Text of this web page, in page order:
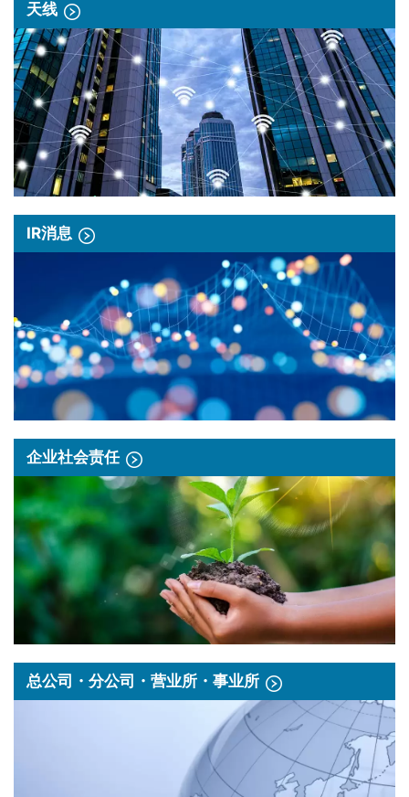
天线
IR消息
企业社会责任
总公司・分公司・营业所・事业所